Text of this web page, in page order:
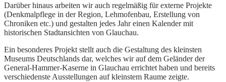
Darüber hinaus arbeiten wir auch regelmäßig für externe Projekte
(Denkmalpflege in der Region, Lehmofenbau, Erstellung von
Chroniken etc.) und gestalten jedes Jahr einen Kalender mit
historischen Stadtansichten von Glauchau.
Ein besonderes Projekt stellt auch die Gestaltung des kleinsten
Museums Deutschlands dar, welches wir auf dem Geländer der
General-Hammer-Kaserne in Glauchau errichtet haben und bereits
verschiedenste Ausstellungen auf kleinstem Raume zeigte.